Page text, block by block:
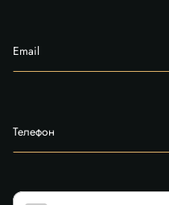
Email
Телефон